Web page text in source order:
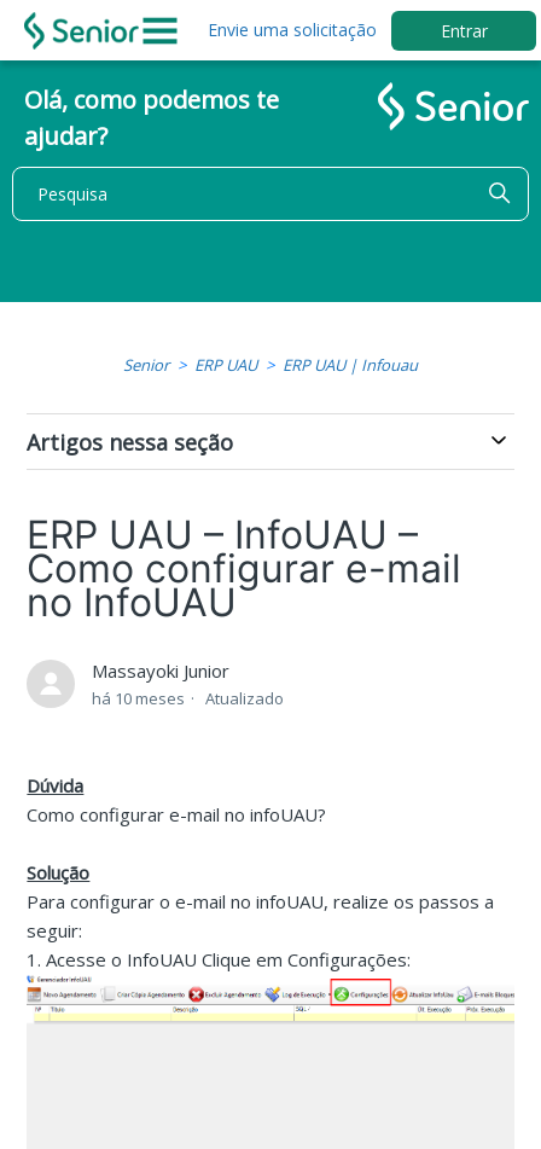
Envie uma solicitação Entrar
Olá, como podemos te
ajudar?
Senior ERP UAU ERP UAU | Infouau
Artigos nessa seção
ERP UAU – InfoUAU –
Como configurar e-mail
no InfoUAU
Massayoki Junior
há 10 meses Atualizado
Dúvida
Como configurar e-mail no infoUAU?
Solução
Para configurar o e-mail no infoUAU, realize os passos a
seguir:
1. Acesse o InfoUAU Clique em Configurações: